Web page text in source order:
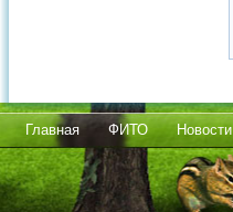
Главная ФИТО Новости